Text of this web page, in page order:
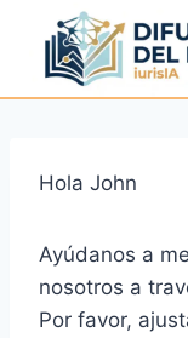
contenido
Hola John
Ayúdanos a
nosotros a
Por favor,